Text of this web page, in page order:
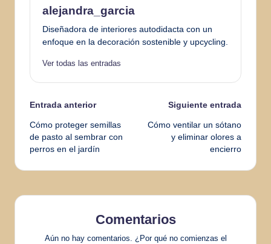
alejandra_garcia
Diseñadora de interiores autodidacta con un
enfoque en la decoración sostenible y upcycling.
Ver todas las entradas
Navegación
de
entradas
Entrada anterior
Cómo proteger semillas
de pasto al sembrar con
perros en el jardín
Siguiente entrada
Cómo ventilar un sótano
y eliminar olores a
encierro
Comentarios
Aún no hay comentarios. ¿Por qué no comienzas el